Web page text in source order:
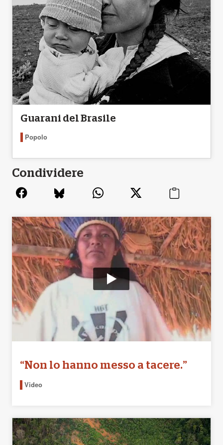
Guarani del Brasile
Popolo
Condividere
“Non lo hanno messo a tacere.”
Video